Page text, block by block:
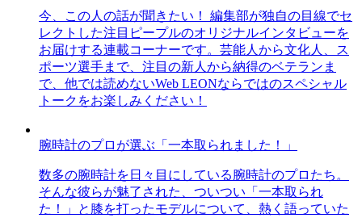
今、この人の話が聞きたい！ 編集部が独自の目線でセ
レクトした注目ピープルのオリジナルインタビューを
お届けする連載コーナーです。芸能人から文化人、ス
ポーツ選手まで、注目の新人から納得のベテランま
で、他では読めないWeb LEONならではのスペシャル
トークをお楽しみください！
腕時計のプロが選ぶ「一本取られました！」
数多の腕時計を日々目にしている腕時計のプロたち。
そんな彼らが魅了された、ついつい「一本取られ
た！」と膝を打ったモデルについて、熱く語っていた